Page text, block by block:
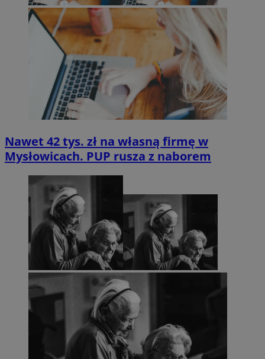
Nawet 42 tys. zł na własną firmę w
Mysłowicach. PUP rusza z naborem